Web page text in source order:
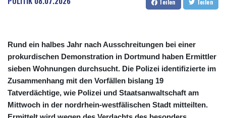
Teilen Teilen
Rund ein halbes Jahr nach Ausschreitungen bei einer
prokurdischen Demonstration in Dortmund haben Ermittler
sieben Wohnungen durchsucht. Die Polizei identifizierte im
Zusammenhang mit den Vorfällen bislang 19
Tatverdächtige, wie Polizei und Staatsanwaltschaft am
Mittwoch in der nordrhein-westfälischen Stadt mitteilten.